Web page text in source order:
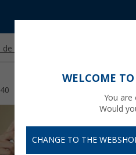
Camping Duchas de
WELCOME
You are
Would
CHANGE TO THE